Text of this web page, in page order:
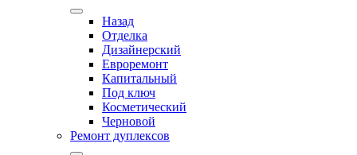
Назад
Отделка
Дизайнерский
Евроремонт
Капитальный
Под ключ
Косметический
Черновой
Ремонт дуплексов